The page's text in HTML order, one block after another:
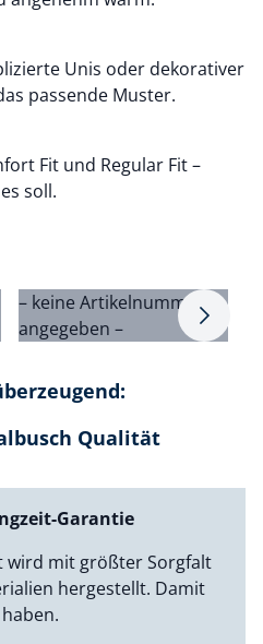
Unis oder dekorativer
passende Muster.
Fit und Regular Fit –
soll.
– keine Artikelnummer
angegeben –
Pfeil
Qualität
Garantie
wird mit größter Sorgfalt
hergestellt. Damit